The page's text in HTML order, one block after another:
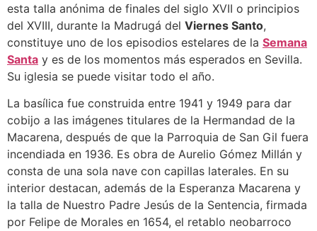
esta talla anónima de finales del siglo XVII o principios
del XVIII, durante la Madrugá del Viernes Santo,
constituye uno de los episodios estelares de la Semana
Santa y es de los momentos más esperados en Sevilla.
Su iglesia se puede visitar todo el año.
La basílica fue construida entre 1941 y 1949 para dar
cobijo a las imágenes titulares de la Hermandad de la
Macarena, después de que la Parroquia de San Gil fuera
incendiada en 1936. Es obra de Aurelio Gómez Millán y
consta de una sola nave con capillas laterales. En su
interior destacan, además de la Esperanza Macarena y
la talla de Nuestro Padre Jesús de la Sentencia, firmada
por Felipe de Morales en 1654, el retablo neobarroco